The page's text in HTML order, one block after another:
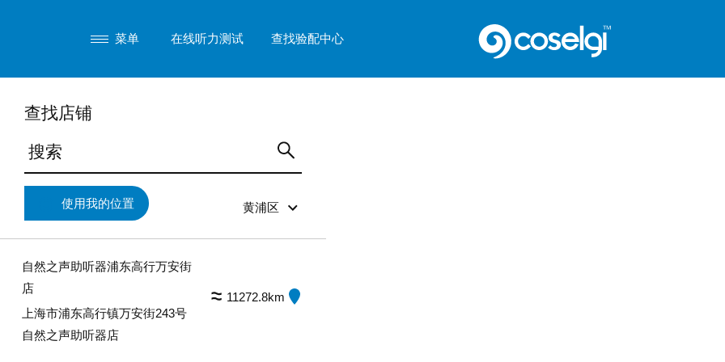
菜单 在线听力测试 查找验配中心
查找店铺
使用我的位置 黄浦区
11272.8km
自然之声助听器浦东高行万安街
店
上海市浦东高行镇万安街243号
自然之声助听器店